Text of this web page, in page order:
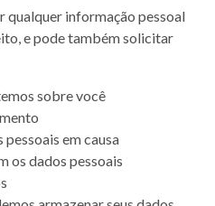
qualquer informação pessoal
e pode também solicitar
sobre você
em causa
os dados pessoais